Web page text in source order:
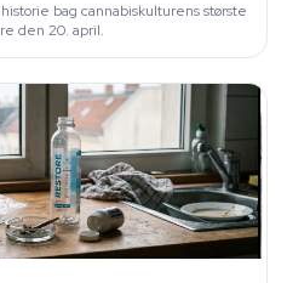
bag cannabiskulturens største
den 20. april.